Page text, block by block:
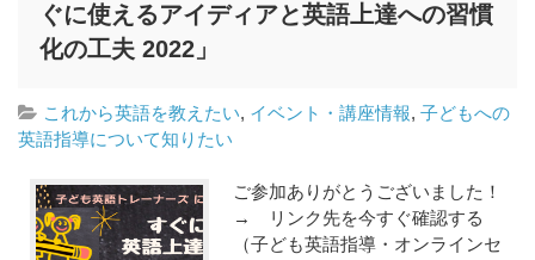
ぐに使えるアイディアと英語上達への習慣
化の工夫 2022」
これから英語を教えたい, イベント・講座情報,子どもへの
英語指導について知りたい
ご参加ありがとうございました！
→ リンク先を今すぐ確認する
（子ども英語指導・オンラインセ